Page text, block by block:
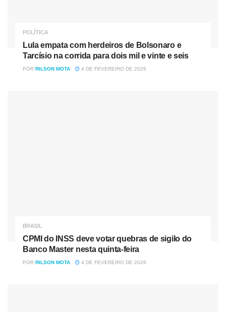
POLÍTICA
Lula empata com herdeiros de Bolsonaro e
Tarcísio na corrida para dois mil e vinte e seis
POR RILSON MOTA 4 DE FEVEREIRO DE 2026
BRASIL
CPMI do INSS deve votar quebras de sigilo do
Banco Master nesta quinta-feira
POR RILSON MOTA 4 DE FEVEREIRO DE 2026